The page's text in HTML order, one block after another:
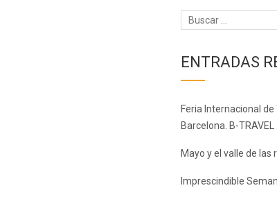
ENTRADAS
Feria Internacional
Barcelona. B-TRAVEL
Mayo y el valle de las
Imprescindible